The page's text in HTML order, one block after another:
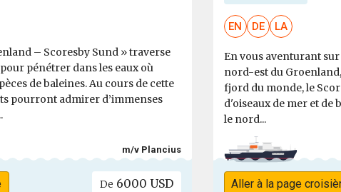
– Scoresby Sund » traverse
pénétrer dans les eaux où
de baleines. Au cours de cette
pourront admirer d’immenses
m/v Plancius
De 6000 USD
EN DE LA
En vous aventurant
nord-est du
fjord du monde, le
d'oiseaux de mer et de
le nord...
Aller à la page